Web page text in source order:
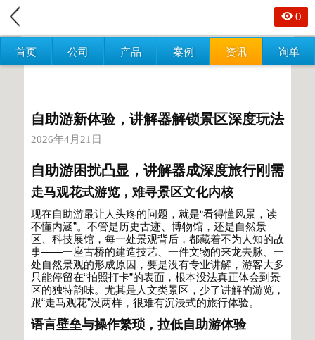
首页 公司 产品 案例 资讯 询单
0
自助游新体验，讲解器解锁景区深度玩法
2026年4月21日
自助游困扰凸显，讲解器成深度旅行刚需
走马观花式游览，难寻景区文化内核
现在自助游最让人头疼的问题，就是“看得懂风景，读
不懂内涵”。不管是历史古迹、博物馆，还是自然景
区、科技展馆，每一处景观背后，都藏着不为人知的故
事——一座古桥的建造技艺、一件文物的来龙去脉、一
处自然景观的形成原因，要是没有专业讲解，游客大多
只能停留在“拍照打卡”的表面，根本没法真正体会到景
区的独特韵味。尤其是人文类景区，少了讲解的游览，
跟“走马观花”没两样，很难有沉浸式的旅行体验。
语言壁垒与操作繁琐，拉低自助游体验